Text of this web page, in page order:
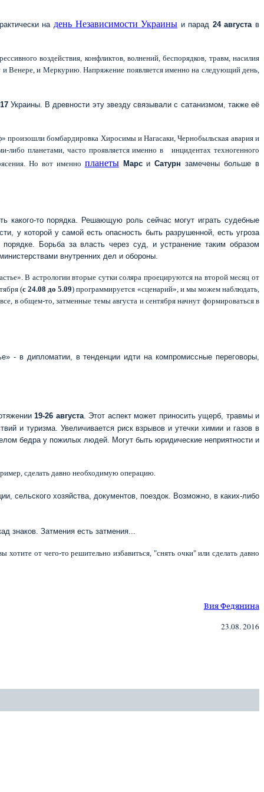
на день Независимости Украины и парад 24 августа в
воздействия, конфликтов, волнений, беспорядков, травм, насилия
Венере, и Меркурию. Напряжение появляется именно на следующий день,
Украины. В древности эту звезду связывали с сатанизмом, также её
произошли бомбардировка Хиросимы и Нагасаки, Чернобыльская авария и
либо планетами, часто проявляется именно в инцидентах техногенного
Но вот именно планеты МарсиСатурн замечены больше в
какого-то порядка. Решающую роль сейчас могут играть судебные
у которой у самой есть опасность быть разрушенной, есть угроза
Борьба за власть через суд, и устранение таким образом
внутренних дел и обороны.
В астрологии вторые сутки соляра проецируются на второй месяц от
(с 24.08 до 5.09) программируется «сценарий», и мы можем наблюдать,
все, в общем-то, затменные темы августа и сентября начнут формироваться в
- в дипломатии, в тенденции идти на компромиссные переговоры,
19-26 августа. Этот аспект может приносить ущерб, травмы и
и туризма. Увеличивается риск взрывов и утечки химии и газов в
бедра у пожилых людей. Могут быть юридические неприятности и
сделать давно необходимую операцию.
сельского хозяйства, документов, поездок. Возможно, в каких-либо
знаков. Затмения есть затмения...
от чего-то решительно избавиться, "снять очки" или сделать давно
Вия Федянина
23.08. 2016